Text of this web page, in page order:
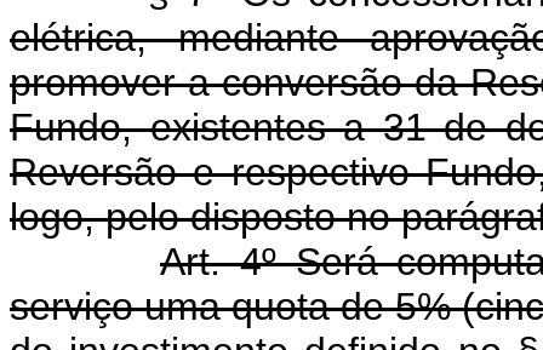
elétrica, mediante
promover a conversão da
Fundo, existentes a 31 de
Reversão e respectivo
logo, pelo disposto no
Art. 4º Será
serviço uma quota de 5%